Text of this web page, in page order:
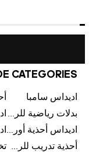
CATEGORIES
اديداس سامبا
بدلات رياضية للرجال
اديداس أحذية أورجينالز
أحذية تدريب للرجال